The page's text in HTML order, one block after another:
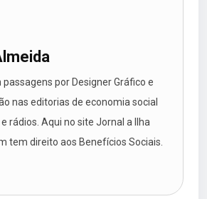
por Designer Gráfico e
nas editorias de economia social
rádios. Aqui no site Jornal a Ilha
tem direito aos Benefícios Sociais.